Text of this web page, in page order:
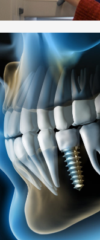
3D-Röntgen (DVT)